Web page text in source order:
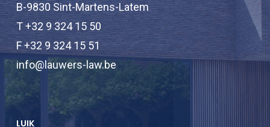
B-9830 Sint-Martens-Latem
T +32 9 324 15 50
F +32 9 324 15 51
info@lauwers-law.be
LUIK